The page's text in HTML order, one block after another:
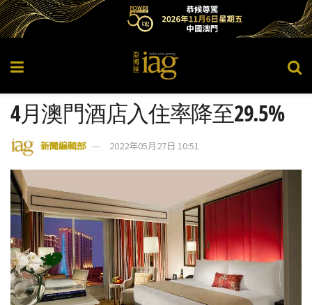
4月澳門酒店入住率降至29.5%
新聞編輯部 2022年05月27日 10:51